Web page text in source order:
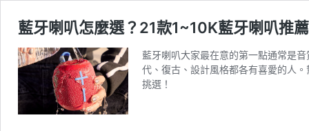
藍牙喇叭怎麼選？21款1~10K藍牙喇叭推
藍牙喇叭大家最在意的第一點通常是
代、復古、設計風格都各有喜愛的人
挑選！